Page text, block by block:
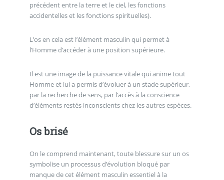
précédent entre la terre et le ciel, les fonctions
accidentelles et les fonctions spirituelles).
L’os en cela est l’élément masculin qui permet à
l’Homme d’accéder à une position supérieure.
Il est une image de la puissance vitale qui anime tout
Homme et lui a permis d’évoluer à un stade supérieur,
par la recherche de sens, par l’accès à la conscience
d’éléments restés inconscients chez les autres espèces.
Os brisé
On le comprend maintenant, toute blessure sur un os
symbolise un processus d’évolution bloqué par
manque de cet élément masculin essentiel à la